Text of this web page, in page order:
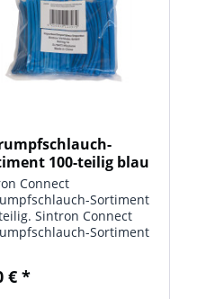
100-teilig blau
Connect
Sortiment
Sintron Connect
Sortiment
Maße:
€ *